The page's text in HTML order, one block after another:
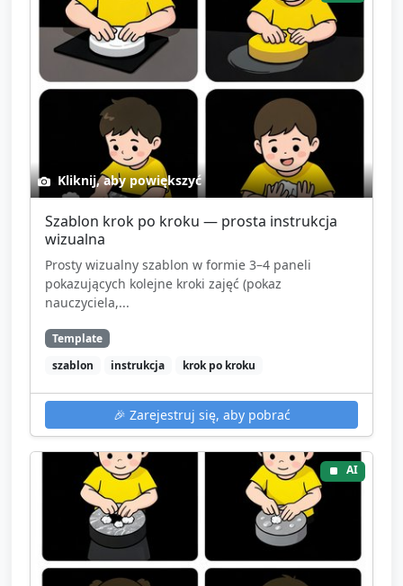
Kliknij, aby powiększyć
Szablon krok po kroku — prosta instrukcja
wizualna
Prosty wizualny szablon w formie 3–4 paneli
pokazujących kolejne kroki zajęć (pokaz
nauczyciela,...
Template
szablon
instrukcja krok po kroku
🎉 Zarejestruj się, aby pobrać
AI